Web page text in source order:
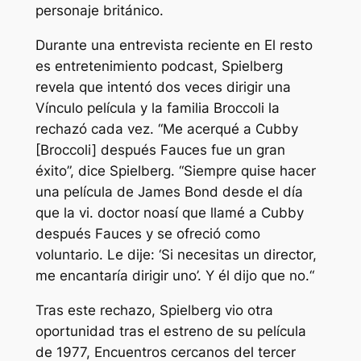
personaje británico.
Durante una entrevista reciente en El resto
es entretenimientopodcast, Spielberg
revela que intentó dos veces dirigir una
Vínculopelícula y la familia Broccoli la
rechazó cada vez. “Me acerqué a Cubby
[Broccoli] después Fauces fue un gran
éxito”, dice Spielberg. “Siempre quise hacer
una película de James Bond desde el día
que la vi. doctor noasí que llamé a Cubby
después Fauces y se ofreció como
voluntario. Le dije: ‘Si necesitas un director,
me encantaría dirigir uno’. Y él dijo que no.“
Tras este rechazo, Spielberg vio otra
oportunidad tras el estreno de su película
de 1977, Encuentros cercanos del tercer